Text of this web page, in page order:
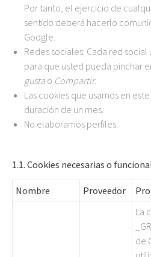
Por tanto, el ejercicio de
sentido deberá hacerlo
Google.
Redes sociales: Cada red social
para que usted pueda pinchar
gusta o Compartir.
Las cookies que usamos en
duración de un mes.
No elaboramos perfiles.
1.1. Cookies necesarias o
Nombre Proveedor
La
de